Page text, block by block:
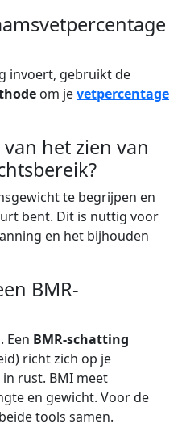
invoert, gebruikt de
om jevetpercentage
het zien van
te begrijpen en
bent. Dit is nuttig voor
en het bijhouden
BMR-
Een BMR-schatting
richt zich op je
in rust. BMI meet
en gewicht. Voor de
tools samen.